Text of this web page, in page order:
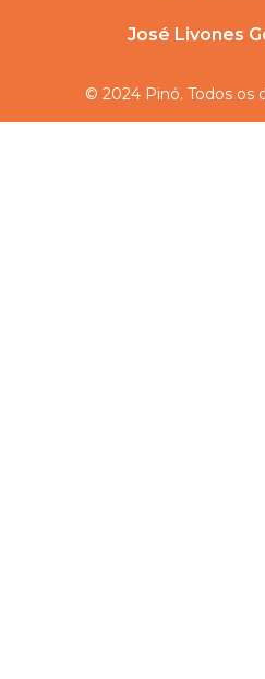
José Livones
© 2024 Pinó. Todos os